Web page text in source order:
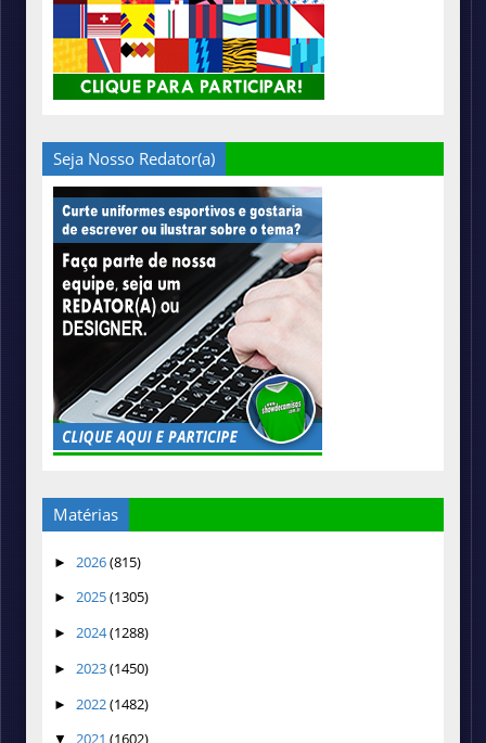
Seja Nosso Redator(a)
Matérias
► 2026(815)
► 2025(1305)
► 2024(1288)
► 2023(1450)
► 2022(1482)
▼ 2021 (1602)